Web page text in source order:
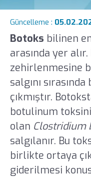
Güncelleme :
Botoks bilinen
arasında yer
zehirlenmesine
salgını
çıkmıştır.
botulinum
olan Clostridium
salgılanır. Bu
birlikte ortaya
giderilmesi